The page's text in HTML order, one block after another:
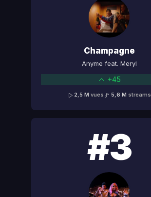
Champagne
Anyme feat. Meryl
+45
2,5 M vues 5,6 M streams
#3